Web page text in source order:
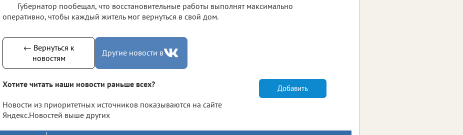
Губернатор пообещал, что восстановительные работы выполнят максимально
оперативно, чтобы каждый житель мог вернуться в свой дом.
← Вернуться к
новостям
Другие новости в
Хотите читать наши новости раньше всех?
Новости из приоритетных источников показываются на сайте
Яндекс.Новостей выше других
Добавить